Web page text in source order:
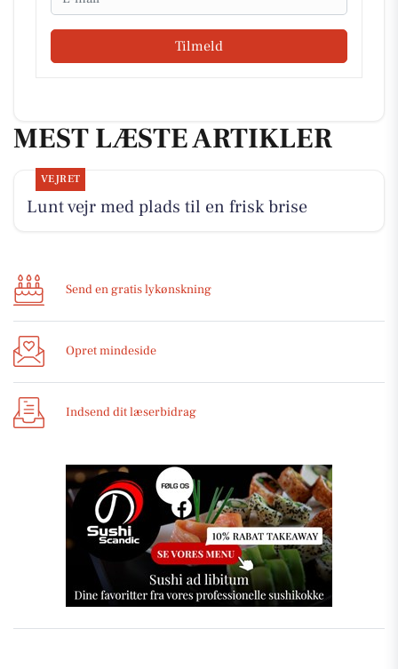
Tilmeld
MEST LÆSTE ARTIKLER
VEJRET
Lunt vejr med plads til en frisk brise
Send en gratis lykønskning
Opret mindeside
Indsend dit læserbidrag